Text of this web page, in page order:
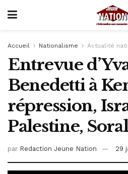
Accueil Nationalisme Actualité
Entrevue
Benedetti à
répression,
Palestine,
par Redaction Jeune Nation 29